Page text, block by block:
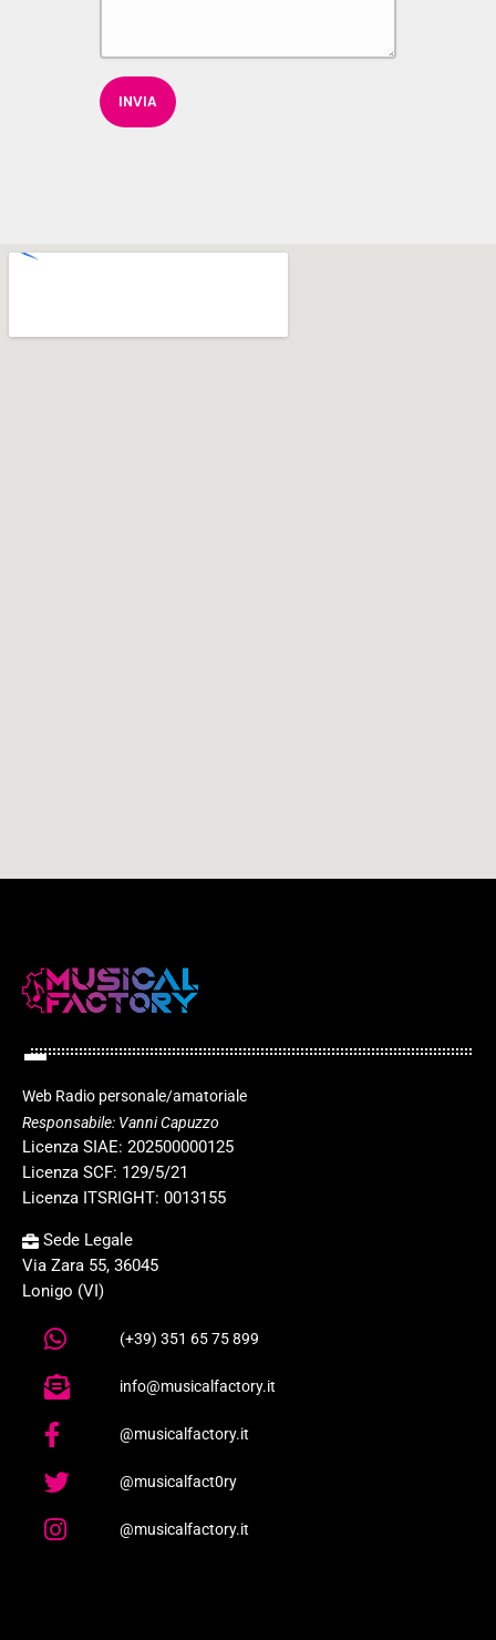
Web Radio personale/amatoriale
Responsabile: Vanni Capuzzo
Licenza SIAE: 202500000125
Licenza SCF: 129/5/21
Licenza ITSRIGHT: 0013155
Sede Legale
Via Zara 55, 36045
Lonigo (VI)
(+39) 351 65 75 899
info@musicalfactory.it
@musicalfactory.it
@musicalfact0ry
@musicalfactory.it